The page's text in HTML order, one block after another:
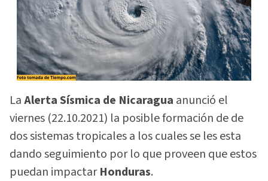
LaAlerta Sísmica de Nicaragua anunció el
viernes (22.10.2021) la posible formación de de
dos sistemas tropicales a los cuales se les esta
dando seguimiento por lo que proveen que estos
puedan impactarHonduras.